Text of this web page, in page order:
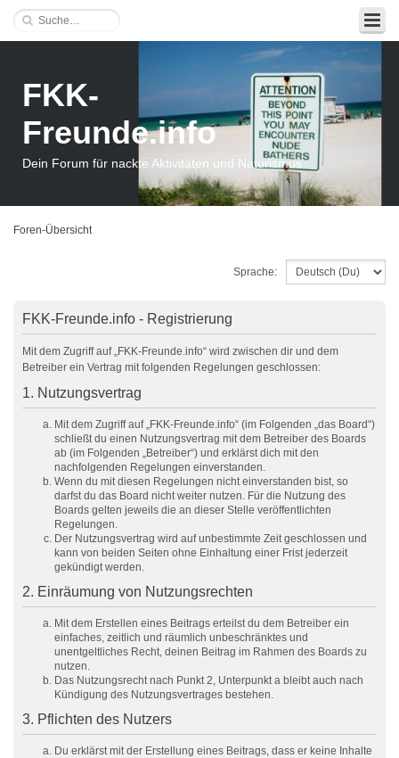
FKK-
Freunde.info
Dein Forum für nackte Aktivitäten und Naturismus
Foren-Übersicht
Sprache:
FKK-Freunde.info - Registrierung
Mit dem Zugriff auf „FKK-Freunde.info“ wird zwischen dir und dem
Betreiber ein Vertrag mit folgenden Regelungen geschlossen:
1. Nutzungsvertrag
Mit dem Zugriff auf „FKK-Freunde.info“ (im Folgenden „das Board“)
schließt du einen Nutzungsvertrag mit dem Betreiber des Boards
ab (im Folgenden „Betreiber“) und erklärst dich mit den
nachfolgenden Regelungen einverstanden.
Wenn du mit diesen Regelungen nicht einverstanden bist, so
darfst du das Board nicht weiter nutzen. Für die Nutzung des
Boards gelten jeweils die an dieser Stelle veröffentlichten
Regelungen.
Der Nutzungsvertrag wird auf unbestimmte Zeit geschlossen und
kann von beiden Seiten ohne Einhaltung einer Frist jederzeit
gekündigt werden.
2. Einräumung von Nutzungsrechten
Mit dem Erstellen eines Beitrags erteilst du dem Betreiber ein
einfaches, zeitlich und räumlich unbeschränktes und
unentgeltliches Recht, deinen Beitrag im Rahmen des Boards zu
nutzen.
Das Nutzungsrecht nach Punkt 2, Unterpunkt a bleibt auch nach
Kündigung des Nutzungsvertrages bestehen.
3. Pflichten des Nutzers
Du erklärst mit der Erstellung eines Beitrags, dass er keine Inhalte